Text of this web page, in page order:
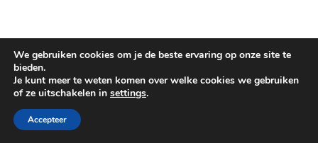
We gebruiken cookies om je de beste ervaring op onze site te
bieden.
Je kunt meer te weten komen over welke cookies we gebruiken
of ze uitschakelen in settings.
Accepteer